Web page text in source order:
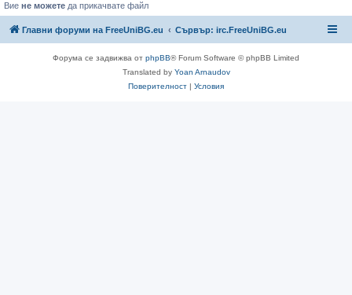
Вие не можете да прикачвате файл
Главни форуми на FreeUniBG.eu Сървър: irc.FreeUniBG.eu
Форума се задвижва от phpBB® Forum Software © phpBB Limited
Translated by Yoan Arnaudov
Поверителност | Условия